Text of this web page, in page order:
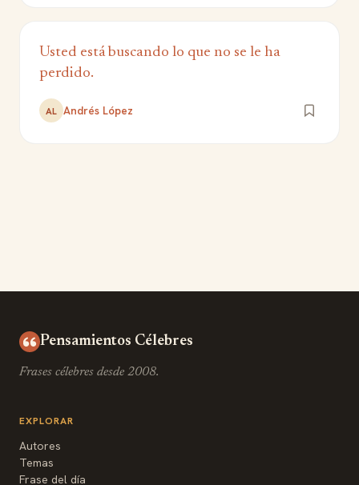
Usted está buscando lo que no se le ha
perdido.
AL Andrés López
Pensamientos Célebres
Frases célebres desde 2008.
EXPLORAR
Autores
Temas
Frase del día